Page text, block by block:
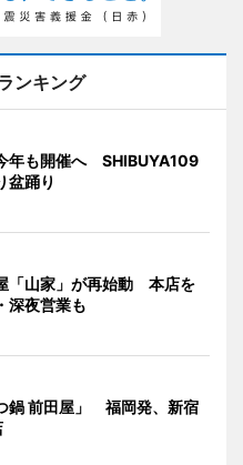
ンキング
年も開催へ SHIBUYA109
盆踊り
「山家」が再始動 本店を
深夜営業も
鍋 前田屋」 福岡発、新宿